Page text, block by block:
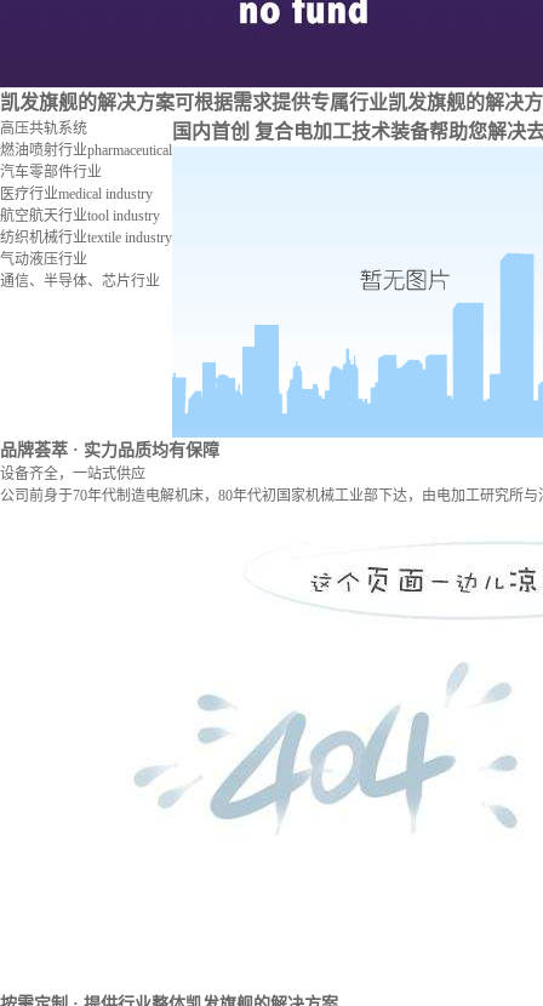
凯发旗舰的解决方案可根据需求提供专属行业凯发旗舰的解决
高压共轨系统
燃油喷射行业pharmaceutical
汽车零部件行业
医疗行业medical industry
航空航天行业tool industry
纺织机械行业textile industry
气动液压行业
通信、半导体、芯片行业
国内首创 复合电加工技术装备帮助您解决
品牌荟萃 · 实力品质均有保障
设备齐全，一站式供应
公司前身于70年代制造电解机床，80年代初国家机械工业部下达，由电加工研究所